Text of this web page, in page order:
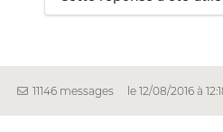
11146 messages le 12/08/2016 à